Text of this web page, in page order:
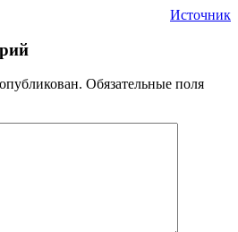
Источник
Обязательные поля